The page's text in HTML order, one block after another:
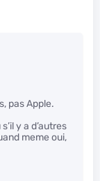
pas Apple.
y a d’autres
meme oui,